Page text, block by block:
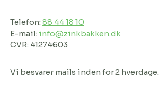
Telefon: 88 44 18 10
E-mail: info@zinkbakken.dk
CVR: 41274603
Vi besvarer mails inden for 2 hverdage.